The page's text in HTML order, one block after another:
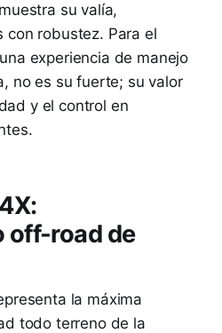
su valía,
con robustez. Para el
experiencia de manejo
no es su fuerte; su valor
y el control en
off-road de
la máxima
todo terreno de la